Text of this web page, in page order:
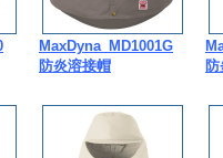
MaxDyna_MD1001G
防炎溶接帽